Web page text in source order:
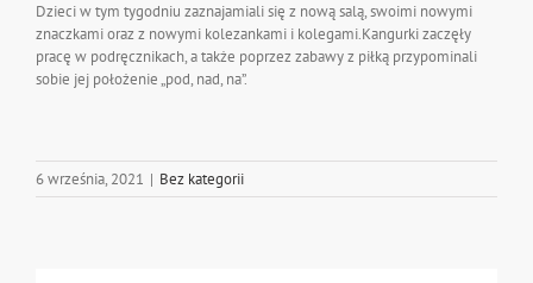
Dzieci w tym tygodniu zaznajamiali się z nową salą, swoimi nowymi
znaczkami oraz z nowymi kolezankami i kolegami.Kangurki zaczęły
pracę w podręcznikach, a także poprzez zabawy z piłką przypominali
sobie jej położenie „pod, nad, na”.
6 września, 2021 | Bez kategorii